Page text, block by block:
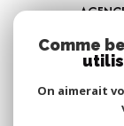
1,
83310
04 94
Comme
On aimerait